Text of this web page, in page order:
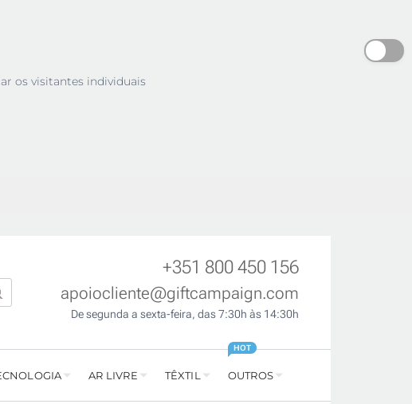
os visitantes individuais
+351 800 450 156
apoiocliente@giftcampaign.com
De segunda a sexta-feira, das 7:30h às 14:30h
AR LIVRE TÊXTIL OUTROS
HOT